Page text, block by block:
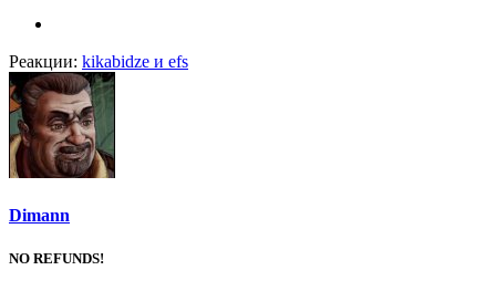
Реакции: kikabidze и efs
Dimann
NO REFUNDS!